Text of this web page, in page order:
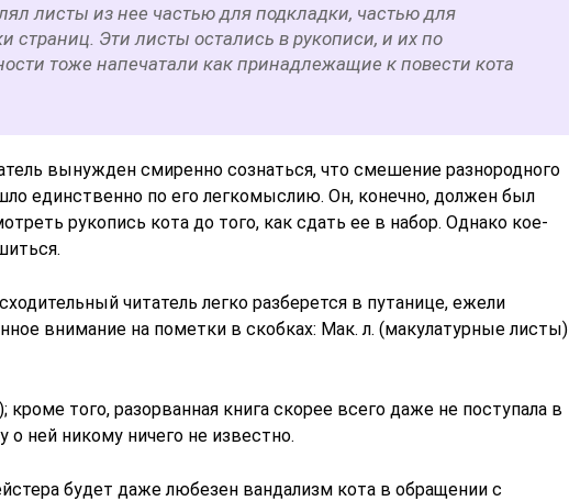
листы из нее частью для подкладки, частью для
страниц. Эти листы остались в рукописи, и их по
тоже напечатали как принадлежащие к повести кота
вынужден смиренно сознаться, что смешение разнородного
единственно по его легкомыслию. Он, конечно, должен был
рукопись кота до того, как сдать ее в набор. Однако кое-
читатель легко разберется в путанице, ежели
внимание на пометки в скобках: Мак. л. (макулатурные листы)
того, разорванная книга скорее всего даже не поступала в
о ней никому ничего не известно.
будет даже любезен вандализм кота в обращении с